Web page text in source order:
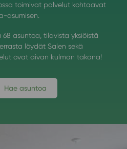
toimivat palvelut kohtaavat
asumisen.
asuntoa, tilavista yksiöistä
löydät Salen sekä
ovat aivan kulman takana!
Hae asuntoa